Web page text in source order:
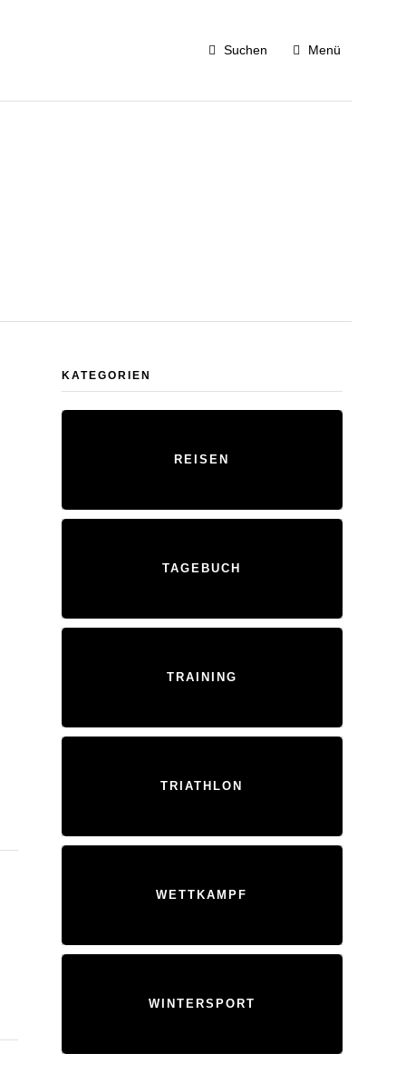
Suchen Menü
KATEGORIEN
REISEN
TAGEBUCH
TRAINING
TRIATHLON
WETTKAMPF
WINTERSPORT